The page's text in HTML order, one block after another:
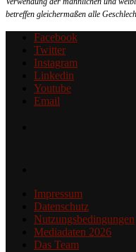
betreffen gleichermaßen alle
Facebook
Twitter
Instagram
Linkedin
Youtube
Email
Impressum
Datenschutz
Nutzungsbedingungen
Mediadaten 2026
Das Team